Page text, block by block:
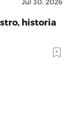
Jul 30, 2026
historia